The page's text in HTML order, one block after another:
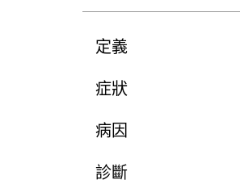
定義
症狀
病因
診斷